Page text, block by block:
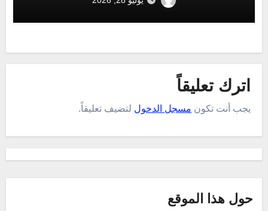
اترك تعليقاً
يجب أنت تكون مسجل الدخول لتضيف تعليقاً.
حول هذا الموقع